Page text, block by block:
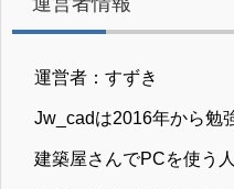
運営者：すずき
Jw_cadは2016年から勉
建築屋さんでPCを使う